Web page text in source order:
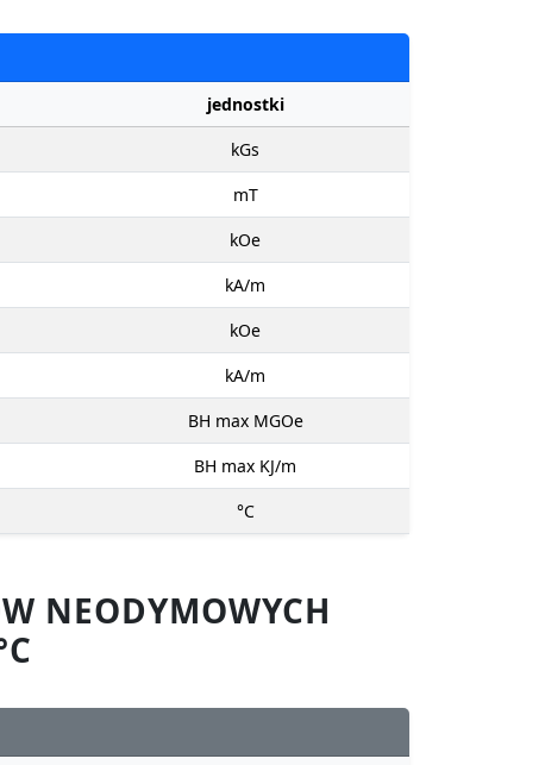
jednostki
kGs
mT
kOe
kA/m
kOe
kA/m
BH max MGOe
BH max KJ/m
°C
NEODYMOWYCH